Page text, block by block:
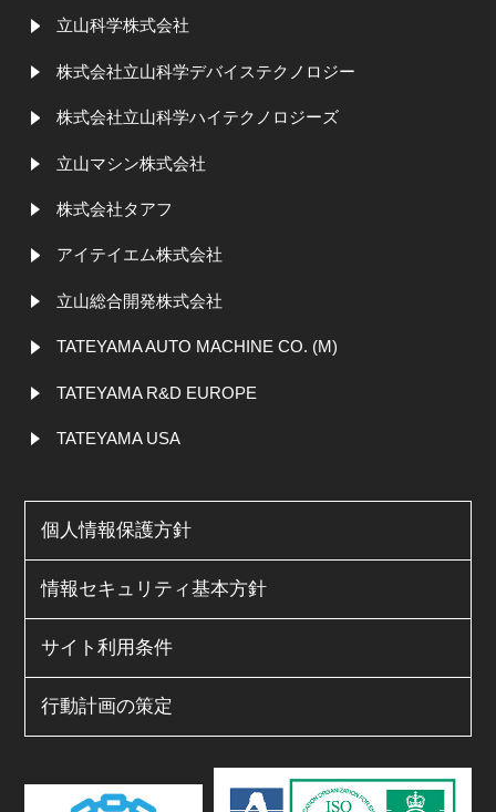
立山科学株式会社
株式会社立山科学デバイステクノロジー
株式会社立山科学ハイテクノロジーズ
立山マシン株式会社
株式会社タアフ
アイテイエム株式会社
立山総合開発株式会社
TATEYAMA AUTO MACHINE CO. (M)
TATEYAMA R&D EUROPE
TATEYAMA USA
個人情報保護方針
情報セキュリティ基本方針
サイト利用条件
行動計画の策定